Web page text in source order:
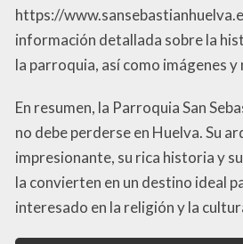
https://
información detallada sobre la
la parroquia, así como imágenes
En resumen, la Parroquia San
no debe perderse en Huelva. Su
impresionante, su rica historia y
la convierten en un destino ideal
interesado en la religión y la